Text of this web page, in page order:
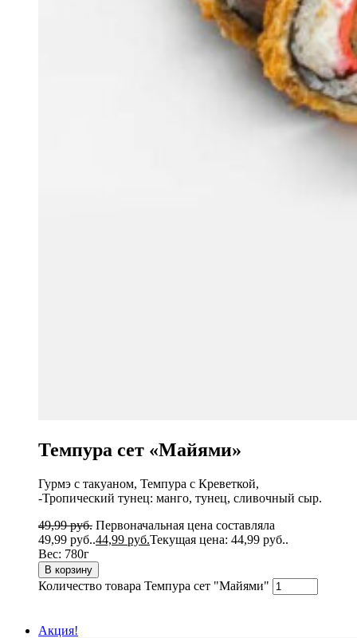
Темпура сет «Майями»
Гурмэ с такуаном, Темпура с Креветкой,
-Тропический тунец: манго, тунец, сливочный сыр.
49,99руб. Первоначальная цена составляла
49,99 руб..44,99 руб.Текущая цена: 44,99 руб..
Вес: 780г
В корзину
Количество товара Темпура сет "Майями"
Акция!